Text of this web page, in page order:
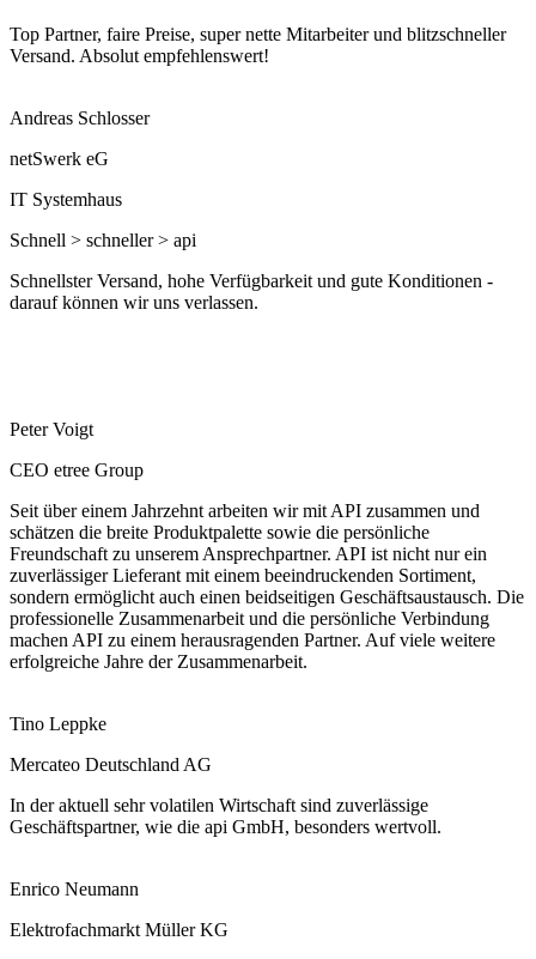
Top Partner, faire Preise, super nette Mitarbeiter und blitzschneller
Versand. Absolut empfehlenswert!
Andreas Schlosser
netSwerk eG
IT Systemhaus
Schnell > schneller > api
Schnellster Versand, hohe Verfügbarkeit und gute Konditionen -
darauf können wir uns verlassen.
Peter Voigt
CEO etree Group
Seit über einem Jahrzehnt arbeiten wir mit API zusammen und
schätzen die breite Produktpalette sowie die persönliche
Freundschaft zu unserem Ansprechpartner. API ist nicht nur ein
zuverlässiger Lieferant mit einem beeindruckenden Sortiment,
sondern ermöglicht auch einen beidseitigen Geschäftsaustausch. Die
professionelle Zusammenarbeit und die persönliche Verbindung
machen API zu einem herausragenden Partner. Auf viele weitere
erfolgreiche Jahre der Zusammenarbeit.
Tino Leppke
Mercateo Deutschland AG
In der aktuell sehr volatilen Wirtschaft sind zuverlässige
Geschäftspartner, wie die api GmbH, besonders wertvoll.
Enrico Neumann
Elektrofachmarkt Müller KG